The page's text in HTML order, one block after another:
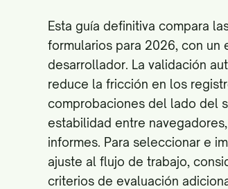
Esta guía definitiva compara
formularios para 2026, con
desarrollador. La validación
reduce la fricción en los
comprobaciones del lado del
estabilidad entre
informes. Para seleccionar e
ajuste al flujo de trabajo,
criterios de evaluación